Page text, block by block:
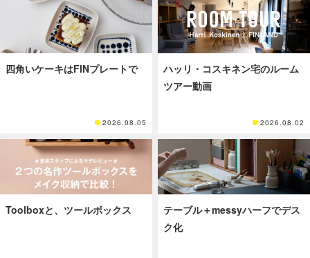
四角いケーキはFINプレートで
2026.08.05
ハッリ・コスキネン宅のルーム
ツアー動画
2026.08.02
Toolboxと、ツールボックス
テーブル＋messyハーフでデス
ク化